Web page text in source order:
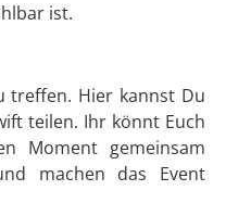
ist.
treffen. Hier kannst Du
teilen. Ihr könnt Euch
Moment gemeinsam
machen das Event